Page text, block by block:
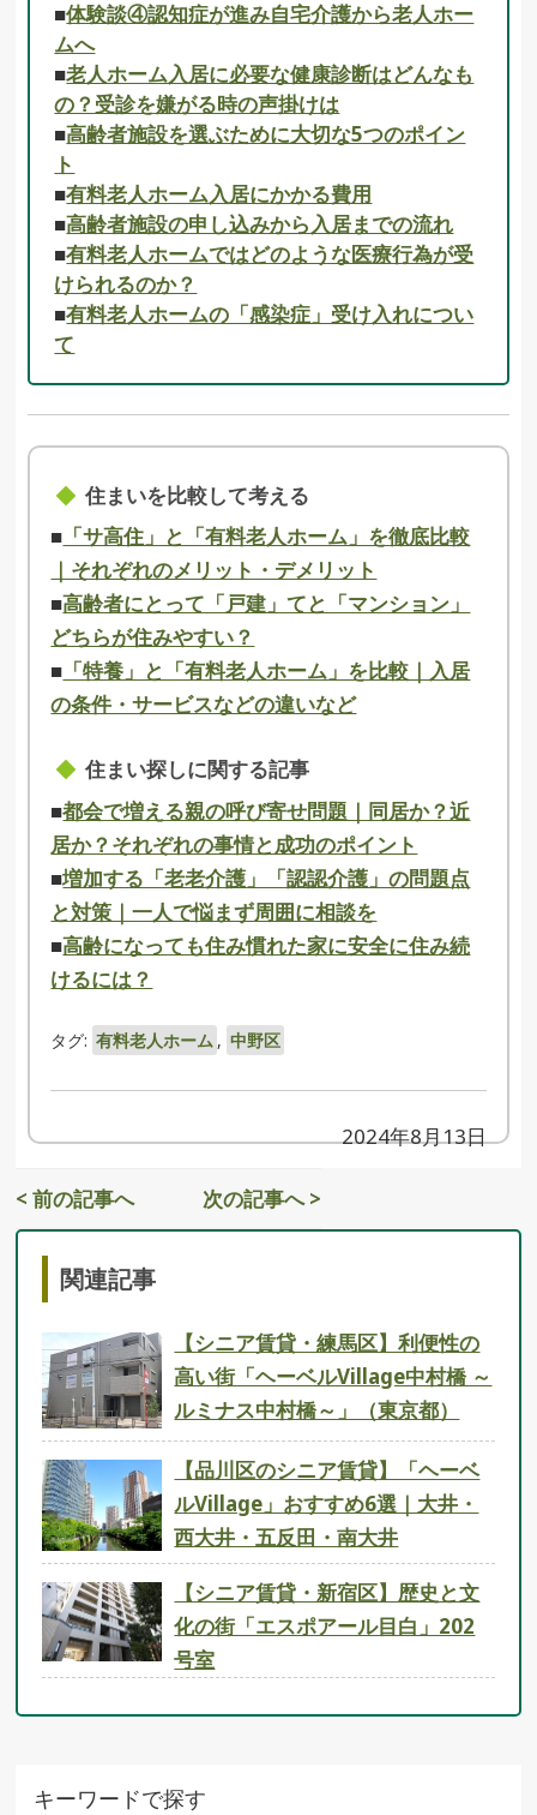
■体験談④認知症が進み自宅介護から老人ホー
ムへ
■老人ホーム入居に必要な健康診断はどんなも
の？受診を嫌がる時の声掛けは
■高齢者施設を選ぶために大切な5つのポイン
ト
■有料老人ホーム入居にかかる費用
■高齢者施設の申し込みから入居までの流れ
■有料老人ホームではどのような医療行為が受
けられるのか？
■有料老人ホームの「感染症」受け入れについ
て
住まいを比較して考える
■ 「サ高住」と「有料老人ホーム」を徹底比較
｜それぞれのメリット・デメリット
■高齢者にとって「戸建」てと「マンション」
どちらが住みやすい？
■ 「特養」と「有料老人ホーム」を比較｜入居
の条件・サービスなどの違いなど
住まい探しに関する記事
■都会で増える親の呼び寄せ問題｜同居か？近
居か？それぞれの事情と成功のポイント
■増加する「老老介護」「認認介護」の問題点
と対策｜一人で悩まず周囲に相談を
■高齢になっても住み慣れた家に安全に住み続
けるには？
タグ: 有料老人ホーム , 中野区
2024年8月13日
< 前の記事へ 次の記事へ >
関連記事
【シニア賃貸・練馬区】利便性の
高い街「ヘーベルVillage中村橋 ～
ルミナス中村橋～」（東京都）
【品川区のシニア賃貸】「ヘーベ
ルVillage」おすすめ6選｜大井・
西大井・五反田・南大井
【シニア賃貸・新宿区】歴史と文
化の街「エスポアール目白」202
号室
キーワードで探す